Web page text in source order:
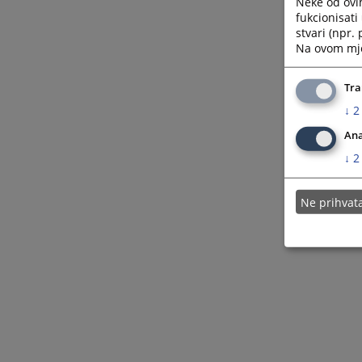
fukcionisati
stvari (npr.
Na ovom
↓ 2
↓ 2
Ne